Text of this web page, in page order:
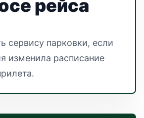
рейса
сервису парковки, если
изменила расписание